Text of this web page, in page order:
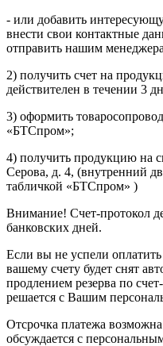
- или добавить
внести свои контактные
отправить нашим
2) получить счет на
действителен в течении 3
3) оформить
«БТСпром»;
4) получить продукцию на
Серова, д. 4, (внутренний
табличкой «БТСпром» )
Внимание! Счет-протокол
банковских дней.
Если вы не успели
вашему счету будет снят
продлением резерва по
решается с Вашим
Отсрочка платежа
обсуждается с